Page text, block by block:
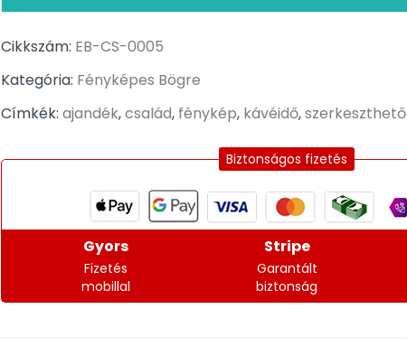
Cikkszám: EB-CS-0005
Kategória: Fényképes Bögre
Címkék: ajandék,család, fénykép, kávéidő,szerkeszthető
Biztonságos fizetés
Gyors
Fizetés
mobillal
Stripe
Garantált
biztonság